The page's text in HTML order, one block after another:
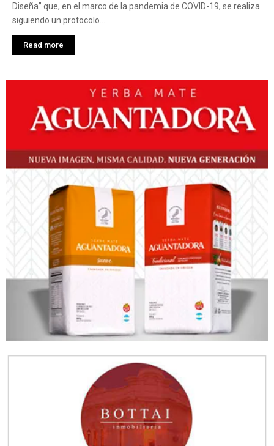
Diseña” que, en el marco de la pandemia de COVID-19, se realiza
siguiendo un protocolo...
Read more